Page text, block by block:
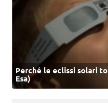
Perché le eclissi solari
Esa)